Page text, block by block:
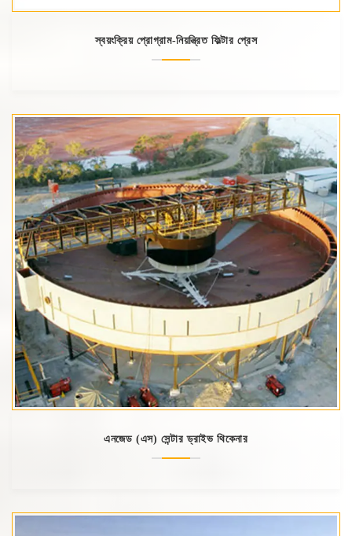
স্বয়ংক্রিয় প্রোগ্রাম-নিয়ন্ত্রিত ফিল্টার প্রেস
এনজেড (এস) সেন্টার ড্রাইভ থিকেনার